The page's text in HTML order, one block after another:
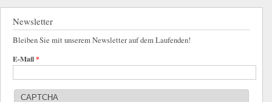
Newsletter
Bleiben Sie mit unserem Newsletter auf dem Laufenden!
E-Mail*
CAPTCHA